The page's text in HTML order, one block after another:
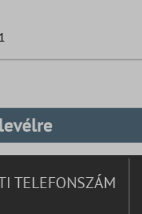
1
TELEFONSZÁM